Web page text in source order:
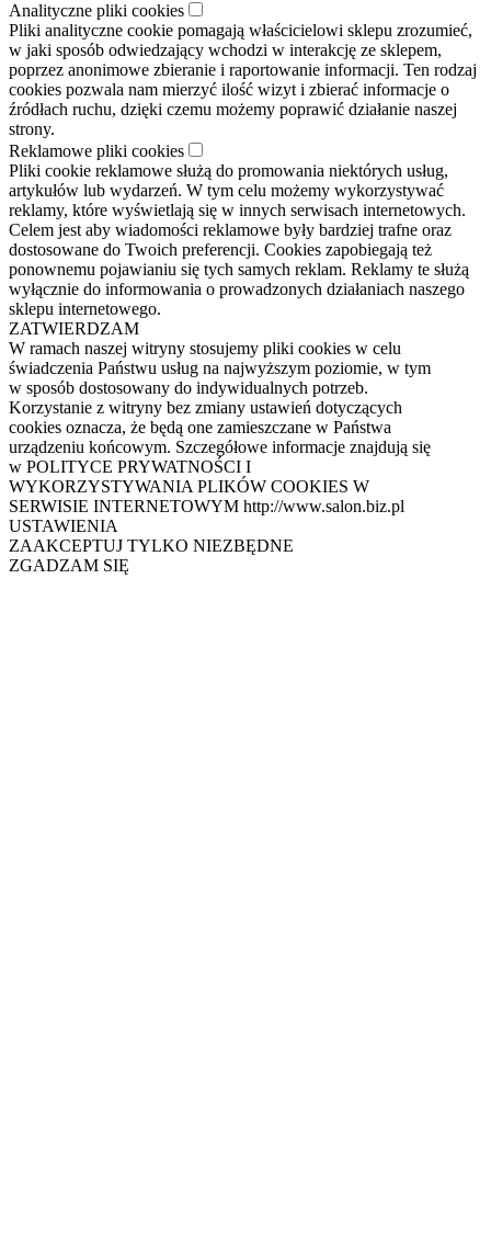
Analityczne pliki cookies
Pliki analityczne cookie pomagają właścicielowi sklepu zrozumieć,
w jaki sposób odwiedzający wchodzi w interakcję ze sklepem,
poprzez anonimowe zbieranie i raportowanie informacji. Ten rodzaj
cookies pozwala nam mierzyć ilość wizyt i zbierać informacje o
źródłach ruchu, dzięki czemu możemy poprawić działanie naszej
strony.
Reklamowe pliki cookies
Pliki cookie reklamowe służą do promowania niektórych usług,
artykułów lub wydarzeń. W tym celu możemy wykorzystywać
reklamy, które wyświetlają się w innych serwisach internetowych.
Celem jest aby wiadomości reklamowe były bardziej trafne oraz
dostosowane do Twoich preferencji. Cookies zapobiegają też
ponownemu pojawianiu się tych samych reklam. Reklamy te służą
wyłącznie do informowania o prowadzonych działaniach naszego
sklepu internetowego.
ZATWIERDZAM
W ramach naszej witryny stosujemy pliki cookies w celu
świadczenia Państwu usług na najwyższym poziomie, w tym
w sposób dostosowany do indywidualnych potrzeb.
Korzystanie z witryny bez zmiany ustawień dotyczących
cookies oznacza, że będą one zamieszczane w Państwa
urządzeniu końcowym. Szczegółowe informacje znajdują się
w POLITYCE PRYWATNOŚCI I
WYKORZYSTYWANIA PLIKÓW COOKIES W
SERWISIE INTERNETOWYM http://www.salon.biz.pl
USTAWIENIA
ZAAKCEPTUJ TYLKO NIEZBĘDNE
ZGADZAM SIĘ